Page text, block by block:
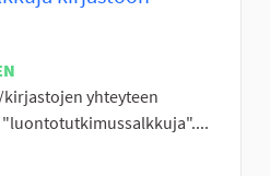
yhteyteen
Koko Seinäjoki